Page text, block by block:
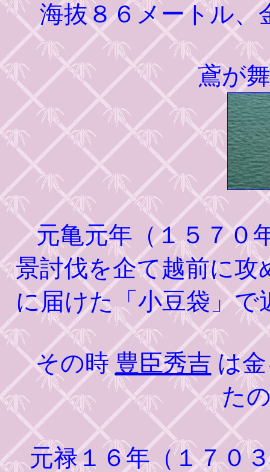
海抜８６メートル、
鳶が
元亀元年（１５７０
景討伐を企て越前に攻
に届けた「小豆袋」
その時豊臣秀吉 は
た
元禄１６年（１７０３